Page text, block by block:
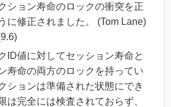
ション寿命のロックの衝突を正
に修正されました。 (Tom Lane)
ID値に対してセッション寿命と
寿命の両方のロックを持ってい
ションは準備された状態にでき
は完全には検査されておらず、